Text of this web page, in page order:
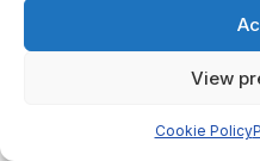
View
Cookie Policy
คณะผู้บริหารคณะวิทยา
ผู้ตรวจประเมิน MUQD